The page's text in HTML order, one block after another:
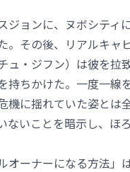
ジョンに、ヌボシティ
。その後、リアルキャ
ュ・ジフン）は彼を
持ちかけた。一度一線
機に揺れていた姿とは
ないことを暗示し、ほ
オーナーになる方法